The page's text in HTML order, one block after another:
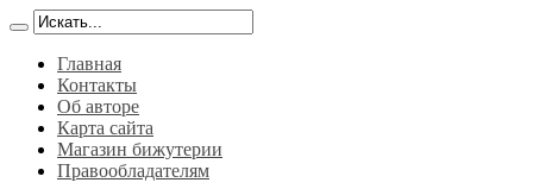
Главная
Контакты
Об авторе
Карта сайта
Магазин бижутерии
Правообладателям